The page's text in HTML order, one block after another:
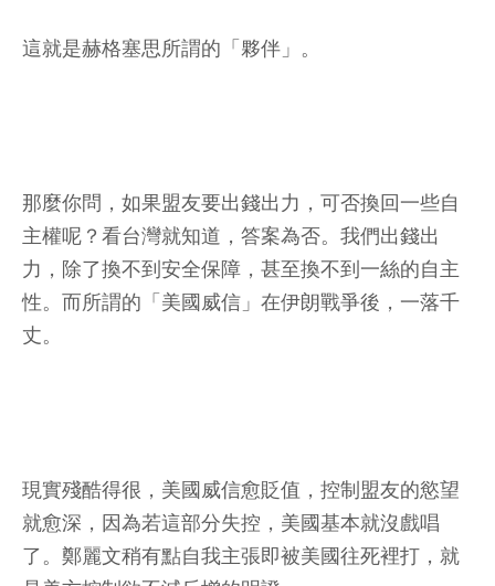
這就是赫格塞思所謂的「夥伴」。
那麼你問，如果盟友要出錢出力，可否換回一些自
主權呢？看台灣就知道，答案為否。我們出錢出
力，除了換不到安全保障，甚至換不到一絲的自主
性。而所謂的「美國威信」在伊朗戰爭後，一落千
丈。
現實殘酷得很，美國威信愈貶值，控制盟友的慾望
就愈深，因為若這部分失控，美國基本就沒戲唱
了。鄭麗文稍有點自我主張即被美國往死裡打，就